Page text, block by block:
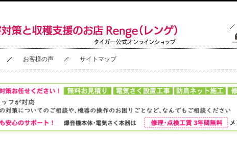
お客様の声 サイトマップ